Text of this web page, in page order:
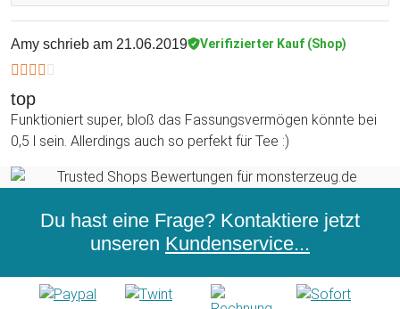
Amy schrieb am 21.06.2019 Verifizierter Kauf (Shop)
top
Funktioniert super, bloß das Fassungsvermögen könnte bei
0,5 l sein. Allerdings auch so perfekt für Tee :)
Du hast eine Frage? Kontaktiere jetzt
unseren Kundenservice...